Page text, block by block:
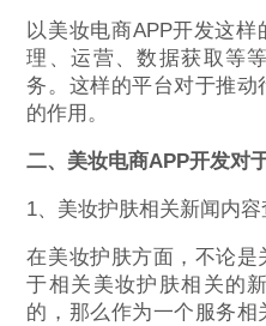
以美妆电商APP开发这
理、运营、数据获取等
务。这样的平台对于推
的作用。
二、美妆电商APP开发对
1、美妆护肤相关新闻内容
在美妆护肤方面，不论
于相关美妆护肤相关的
的，那么作为一个服务